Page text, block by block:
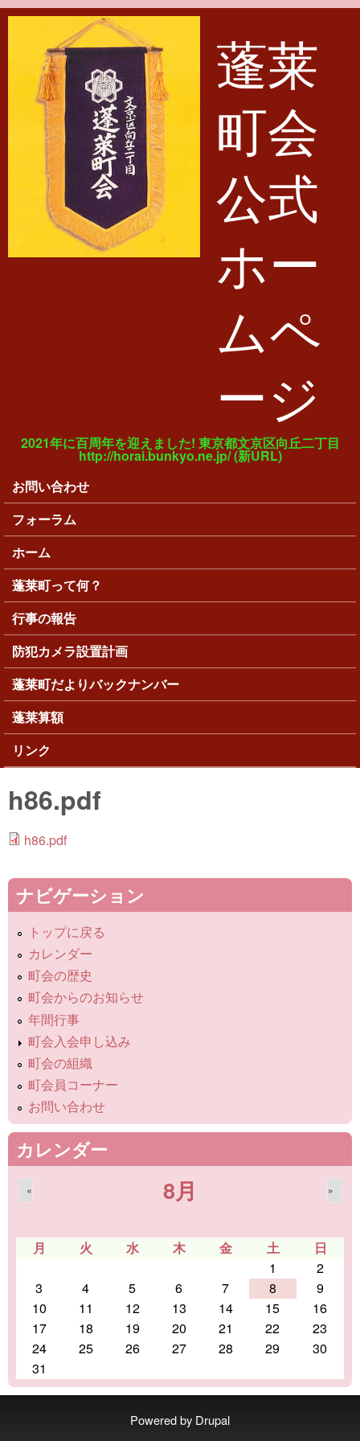
メインコンテンツに移動
蓬莱
町会
公式
ホー
ムペ
ージ
2021年に百周年を迎えました! 東京都文京区向丘二丁目
http://horai.bunkyo.ne.jp/ (新URL)
メインメニュー
お問い合わせ
フォーラム
ホーム
蓬莱町って何？
行事の報告
防犯カメラ設置計画
蓬莱町だよりバックナンバー
蓬莱算額
リンク
h86.pdf
h86.pdf
ナビゲーション
トップに戻る
カレンダー
町会の歴史
町会からのお知らせ
年間行事
町会入会申し込み
町会の組織
町会員コーナー
お問い合わせ
カレンダー
8月
« »
月 火 水 木 金 土
日
1
2
3
4 5 6 7 8
9
10
11 12 13 14 15
16
17
18 19 20 21 22
23
24
25 26 27 28 29
30
31
Powered by Drupal